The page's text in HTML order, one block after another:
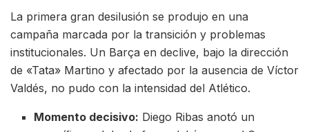
La primera gran desilusión se produjo en una
campaña marcada por la transición y problemas
institucionales. Un Barça en declive, bajo la dirección
de «Tata» Martino y afectado por la ausencia de Víctor
Valdés, no pudo con la intensidad del Atlético.
Momento decisivo: Diego Ribas anotó un